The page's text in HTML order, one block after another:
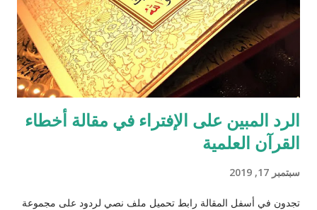
الرد المبين على الإفتراء في مقالة أخطاء
القرآن العلمية
سبتمبر 17, 2019
تجدون في أسفل المقالة رابط تحميل ملف نصي لردود على مجموعة